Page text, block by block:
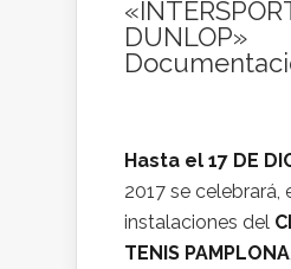
DUNLOP»
Hasta el 17 DE
2017 se celebrará,
instalaciones del
TENIS PAMPLONA